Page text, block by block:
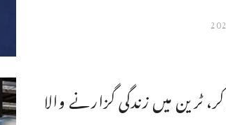
ٹرین میں زندگی گزارنے والا